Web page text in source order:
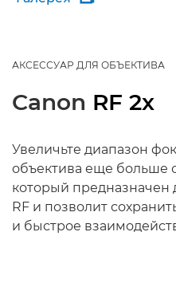
АКСЕССУАР ДЛЯ ОБЪЕКТИВА
Canon RF 2x
Увеличьте диапазон
объектива еще больше
который предназначен
RF и позволит
и быстрое